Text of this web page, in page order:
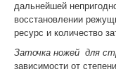
КОНТАКТЫ
Гарантийные
не выполняем.
дальнейшей
восстановлении
ресурс и количество
Заточка ножей для
зависимости от